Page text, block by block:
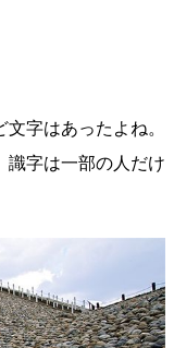
字はあったよね。
識字は一部の人だけ